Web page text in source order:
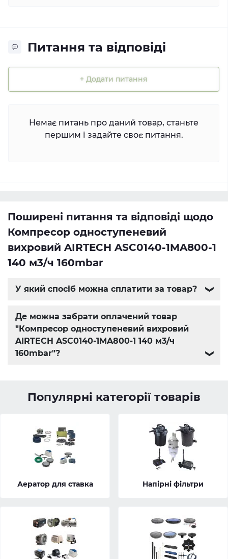
Питання та відповіді
+ Додати питання
Немає питань про даний товар, станьте
першим і задайте своє питання.
Поширені питання та відповіді щодо
Компресор одноступеневий
вихровий AIRTECH ASC0140-1MA800-1
140 м3/ч 160mbar
У який спосіб можна сплатити за товар? ❯
Де можна забрати оплачений товар
"Компресор одноступеневий вихровий
AIRTECH ASC0140-1MA800-1 140 м3/ч
160mbar"?
❯
Популярні категорії товарів
Аератор для ставка Напірні фільтри